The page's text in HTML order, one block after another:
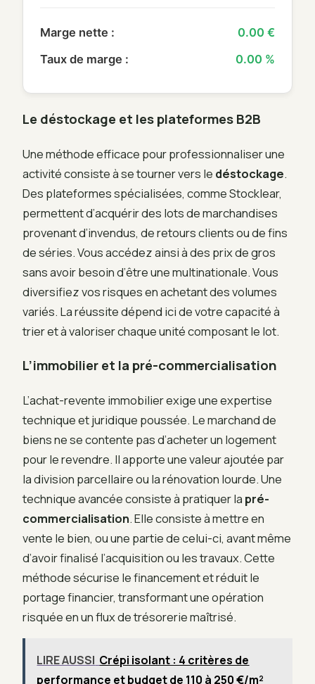
Marge nette :
0.00 €
Taux de marge :
0.00 %
Le déstockage et les plateformes B2B
Une méthode efficace pour professionnaliser une
activité consiste à se tourner vers le déstockage.
Des plateformes spécialisées, comme Stocklear,
permettent d’acquérir des lots de marchandises
provenant d’invendus, de retours clients ou de fins
de séries. Vous accédez ainsi à des prix de gros
sans avoir besoin d’être une multinationale. Vous
diversifiez vos risques en achetant des volumes
variés. La réussite dépend ici de votre capacité à
trier et à valoriser chaque unité composant le lot.
L’immobilier et la pré-commercialisation
L’achat-revente immobilier exige une expertise
technique et juridique poussée. Le marchand de
biens ne se contente pas d’acheter un logement
pour le revendre. Il apporte une valeur ajoutée par
la division parcellaire ou la rénovation lourde. Une
technique avancée consiste à pratiquer la pré-
commercialisation. Elle consiste à mettre en
vente le bien, ou une partie de celui-ci, avant même
d’avoir finalisé l’acquisition ou les travaux. Cette
méthode sécurise le financement et réduit le
portage financier, transformant une opération
risquée en un flux de trésorerie maîtrisé.
LIRE AUSSI Crépi isolant : 4 critères de
performance et budget de 110 à 250 €/m²